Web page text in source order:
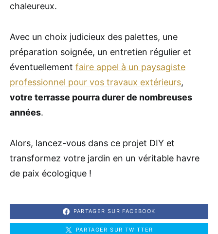
chaleureux.
Avec un choix judicieux des palettes, une
préparation soignée, un entretien régulier et
éventuellement faire appel à un paysagiste
professionnel pour vos travaux extérieurs,
votre terrasse pourra durer de nombreuses
années.
Alors, lancez-vous dans ce projet DIY et
transformez votre jardin en un véritable havre
de paix écologique !
PARTAGER SUR FACEBOOK
PARTAGER SUR TWITTER